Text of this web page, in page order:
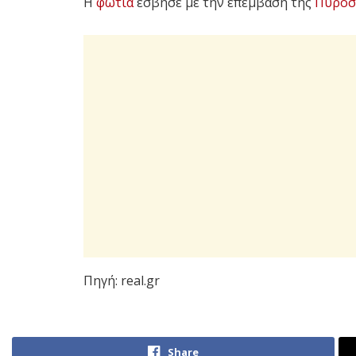
Πηγή: real.gr
Share